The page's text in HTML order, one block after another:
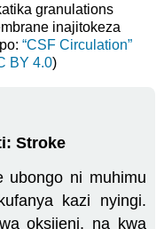
granulations
inajitokeza
“CSF Circulation”
BY 4.0)
Stroke
ubongo ni muhimu
kazi nyingi.
oksijeni, na kwa